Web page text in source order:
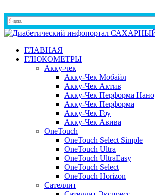
ГЛАВНАЯ
ГЛЮКОМЕТРЫ
Акку-чек
Акку-Чек Мобайл
Акку-Чек Актив
Акку-Чек Перформа Нано
Акку-Чек Перформа
Акку-Чек Гоу
Акку-Чек Авива
OneTouch
OneTouch Select Simple
OneTouch Ultra
OneTouch UltraEasy
OneTouch Select
OneTouch Horizon
Сателлит